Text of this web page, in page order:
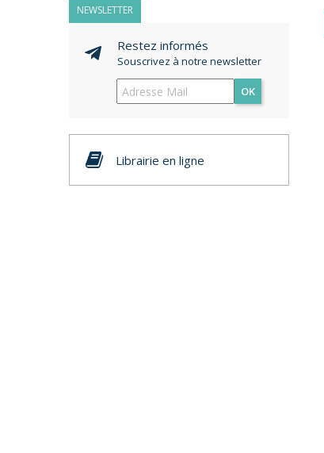
NEWSLETTER
Restez informés
Souscrivez à notre newsletter
OK
Librairie en ligne